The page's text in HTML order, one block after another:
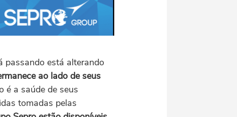
passando está alterando
ao lado de seus
é a saúde de seus
tomadas pelas